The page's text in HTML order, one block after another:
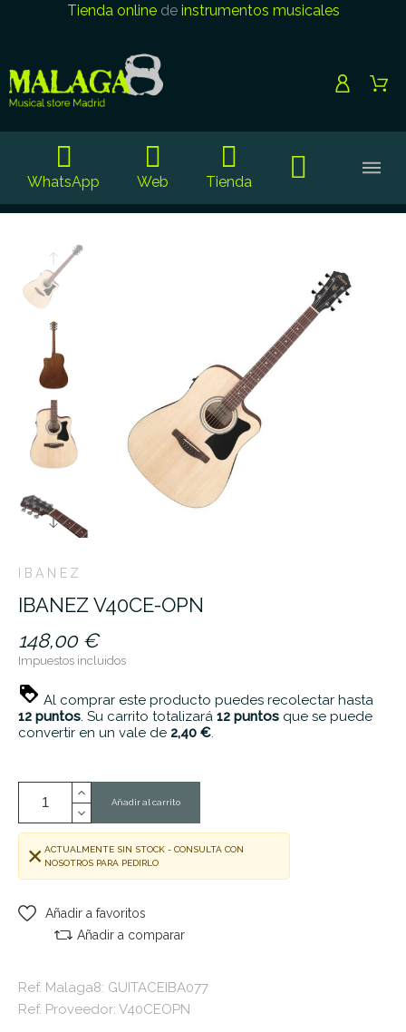
Tienda onlinede instrumentos musicales
WhatsApp Web Tienda
IBANEZ
IBANEZ V40CE-OPN
148,00 €
Impuestos incluidos
Al comprar este producto puedes recolectar hasta
12 puntos. Su carrito totalizará 12 puntos que se puede
convertir en un vale de 2,40 €.
Añadir al carrito
ACTUALMENTE SIN STOCK - CONSULTA CON
NOSOTROS PARA PEDIRLO
Añadir a favoritos
Añadir a comparar
Ref. Malaga8: GUITACEIBA077
Ref. Proveedor: V40CEOPN